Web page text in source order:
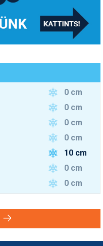
0 cm
0 cm
0 cm
0 cm
10 cm
0 cm
0 cm